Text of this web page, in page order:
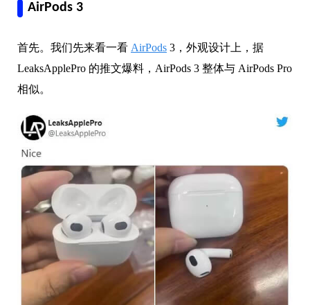
AirPods 3
首先。我们先来看一看 AirPods 3， 外观设计上，据
LeaksApplePro 的推文爆料，AirPods 3 整体与 AirPods Pro
相似。